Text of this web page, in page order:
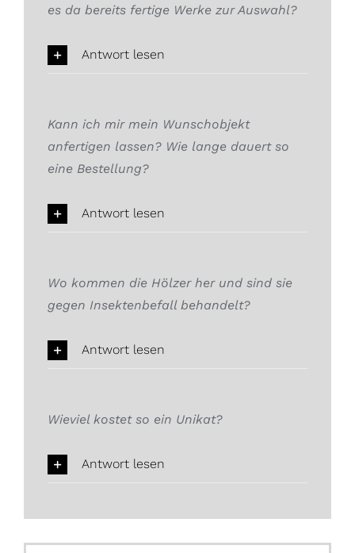
es da bereits fertige Werke zur Auswahl?
Antwort lesen
Kann ich mir mein Wunschobjekt
anfertigen lassen? Wie lange dauert so
eine Bestellung?
Antwort lesen
Wo kommen die Hölzer her und sind sie
gegen Insektenbefall behandelt?
Antwort lesen
Wieviel kostet so ein Unikat?
Antwort lesen